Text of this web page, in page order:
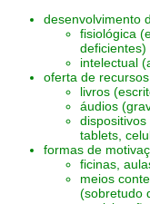
desenvolvimento
fisiológica
deficientes)
intelectual
oferta de recursos
livros
áudios
tablets,
formas de
ficinas,
meios
(sobretudo